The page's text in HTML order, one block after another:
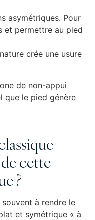
asymétriques. Pour
et permettre au pied
crée une usure
de non-appui
que le pied génère
cette
?
à rendre le
et symétrique « à